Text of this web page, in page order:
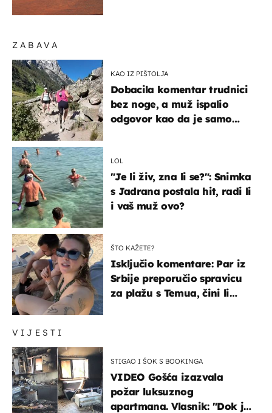
VIJESTI
STIGAO I ŠOK S BOOKINGA
VIDEO Gošća izazvala
požar luksuznog
apartmana. Vlasnik: "Dok je
ZABAVA
KAO IZ PIŠTOLJA
Dobacila komentar trudnici
bez noge, a muž ispalio
odgovor kao da je samo
LOL
"Je li živ, zna li se?": Snimka
s Jadrana postala hit, radi li
i vaš muž ovo?
ŠTO KAŽETE?
Isključio komentare: Par iz
Srbije preporučio spravicu
za plažu s Temua, čini li